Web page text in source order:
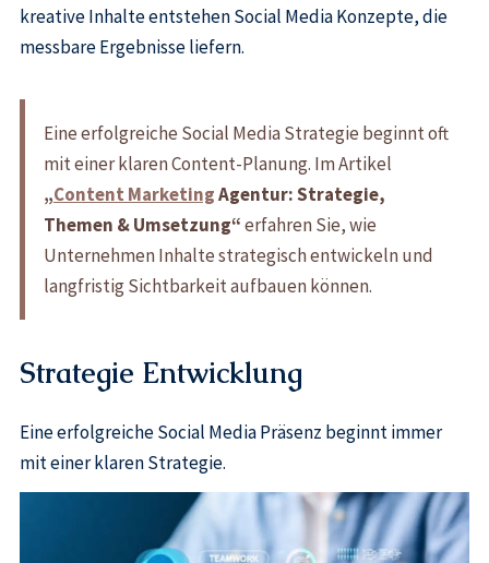
kreative Inhalte entstehen Social Media Konzepte, die
messbare Ergebnisse liefern.
Eine erfolgreiche Social Media Strategie beginnt oft
mit einer klaren Content-Planung. Im Artikel
„Content MarketingAgentur: Strategie,
Themen & Umsetzung“erfahren Sie, wie
Unternehmen Inhalte strategisch entwickeln und
langfristig Sichtbarkeit aufbauen können.
Strategie Entwicklung
Eine erfolgreiche Social Media Präsenz beginnt immer
mit einer klaren Strategie.